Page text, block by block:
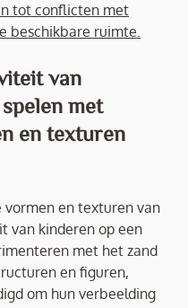
tot conflicten met
beschikbare ruimte.
van
met
en texturen
vormen en texturen van
van kinderen op een
met het zand
en figuren,
om hun verbeelding